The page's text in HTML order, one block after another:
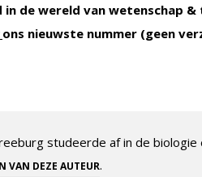
in de wereld van wetenschap
ons nieuwste nummer (geen
studeerde af in de
VAN DEZE AUTEUR.